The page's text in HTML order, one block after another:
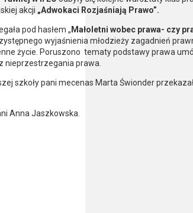
akcji „Adwokaci Rozjaśniają Prawo”.
pod hasłem „ Małoletni wobec prawa- czy
wyjaśnienia młodzieży zagadnień
życie. Poruszono tematy podstawy prawa
nieprzestrzegania prawa.
szkoły pani mecenas Marta Świonder
Anna Jaszkowska.